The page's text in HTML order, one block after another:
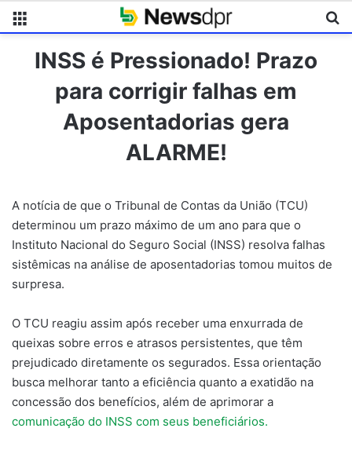
INSS é Pressionado! Prazo
para corrigir falhas em
Aposentadorias gera
ALARME!
A notícia de que o Tribunal de Contas da União (TCU)
determinou um prazo máximo de um ano para que o
Instituto Nacional do Seguro Social (INSS) resolva falhas
sistêmicas na análise de aposentadorias tomou muitos de
surpresa.
O TCU reagiu assim após receber uma enxurrada de
queixas sobre erros e atrasos persistentes, que têm
prejudicado diretamente os segurados. Essa orientação
busca melhorar tanto a eficiência quanto a exatidão na
concessão dos benefícios, além de aprimorar a
comunicação do INSS com seus beneficiários.